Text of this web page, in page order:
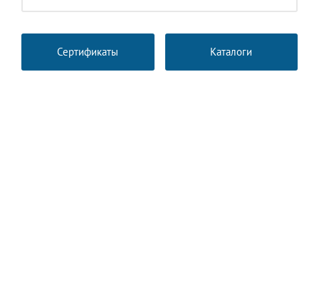
Сертификаты Каталоги